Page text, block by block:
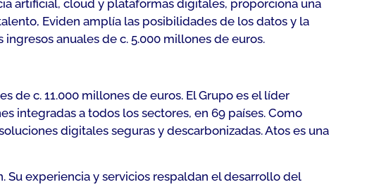
artificial, cloud y plataformas digitales, proporciona una
Eviden amplía las posibilidades de los datos y la
anuales de c. 5.000 millones de euros.
de c. 11.000 millones de euros. El Grupo es el líder
integradas a todos los sectores, en 69 países. Como
digitales seguras y descarbonizadas. Atos es una
experiencia y servicios respaldan el desarrollo del